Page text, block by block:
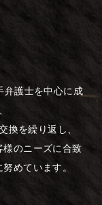
弁護士を中心に成
換を繰り返し、
のニーズに合致
めています。